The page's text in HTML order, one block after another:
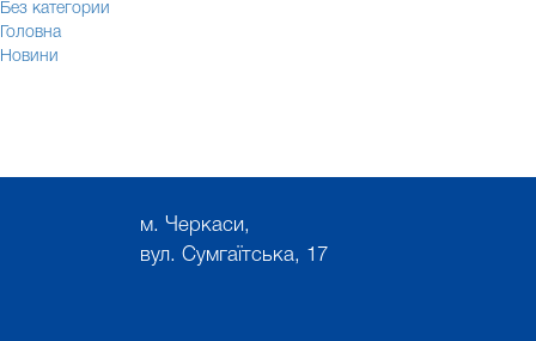
Без категории
Головна
Новини
м. Черкаси,
вул. Сумгаїтська, 17